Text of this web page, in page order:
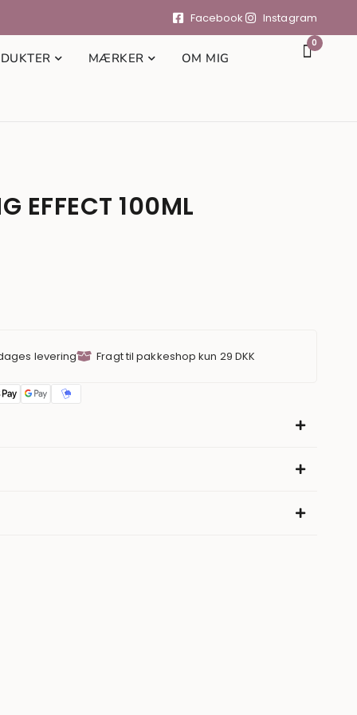
Facebook Instagram
MÆRKER OM MIG
0
EFFECT 100ML
levering Fragt til pakkeshop kun 29 DKK